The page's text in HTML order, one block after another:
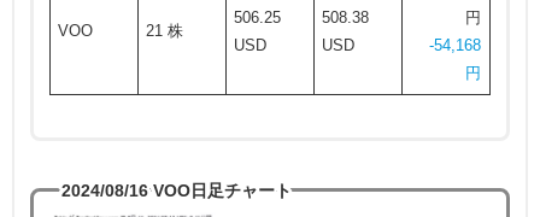
VOO 21 株
506.25
USD
508.38
USD
円
-54,168
円
2024/08/16 VOO日足チャート